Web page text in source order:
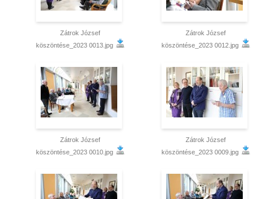
Zátrok József
köszöntése_2023 0013.jpg
Zátrok József
köszöntése_2023 0012.jpg
Zátrok József
köszöntése_2023 0010.jpg
Zátrok József
köszöntése_2023 0009.jpg